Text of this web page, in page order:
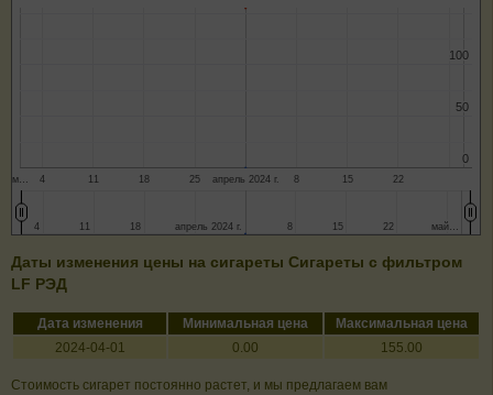
м… апрель 2024 г.
4 11 18 25 8 15 22
0
0
50
50
100
100
апрель 2024 г.
апрель 2024 г. май…
май…
4
4 11
11 18
18 8
8 15
15 22
22
Даты изменения цены на сигареты Сигареты с фильтром
LF РЭД
Дата изменения Минимальная цена
Максимальная цена
2024-04-01
0.00 155.00
Стоимость сигарет постоянно растет, и мы предлагаем вам